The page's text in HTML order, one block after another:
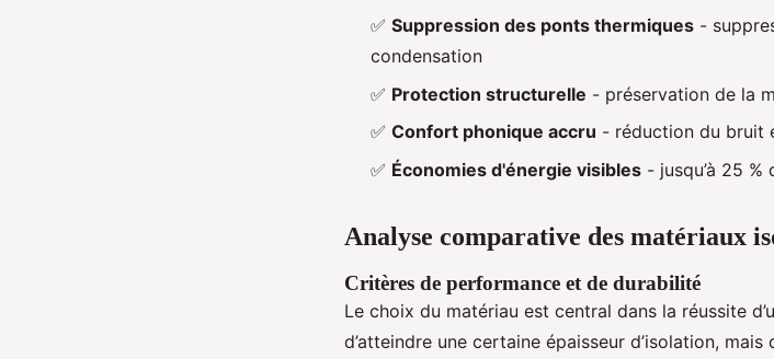
✅ Suppression des ponts thermiques -
condensation
✅ Protection structurelle - préservation de la
✅ Confort phonique accru - réduction du bruit
✅ Économies d'énergie visibles - jusqu’à 25
Analyse comparative des matériaux
Critères de performance et de durabilité
Le choix du matériau est central dans la réussite
d’atteindre une certaine épaisseur d’isolation,